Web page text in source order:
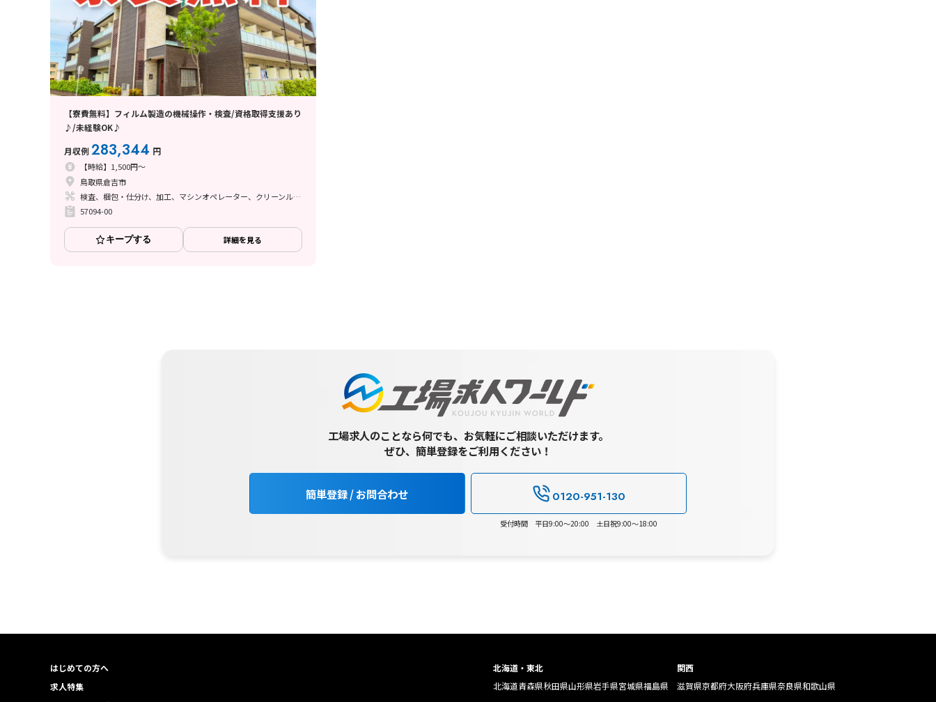
【寮費無料】フィルム製造の機械操作・検査/資格取得支援あり
♪/未経験OK♪
月収例283,344 円
【時給】1,500円～
鳥取県倉吉市
検査、梱包・仕分け、加工、マシンオペレーター、クリーンルーム、清掃・洗浄、フォークリフト
57094-00
キープする 詳細を見る
工場求人のことなら何でも、お気軽にご相談いただけます。
ぜひ、簡単登録をご利用ください！
簡単登録 / お問合わせ 0120-951-130
受付時間 平日9:00～20:00 土日祝9:00～18:00
はじめての方へ
求人特集
北海道・東北
北海道青森県秋田県山形県岩手県宮城県福島県
関西
滋賀県京都府大阪府兵庫県奈良県和歌山県